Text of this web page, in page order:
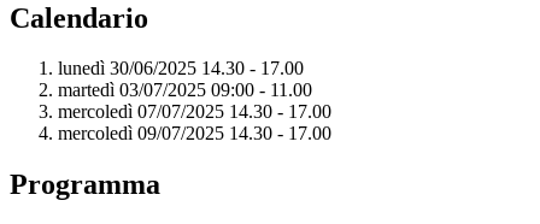
Calendario
lunedì 30/06/2025 14.30 - 17.00
martedì 03/07/2025 09:00 - 11.00
mercoledì 07/07/2025 14.30 - 17.00
mercoledì 09/07/2025 14.30 - 17.00
Programma